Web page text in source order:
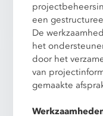
een
De
het
door het
van
gemaakte